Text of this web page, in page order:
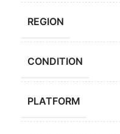
REGION
CONDITION
PLATFORM